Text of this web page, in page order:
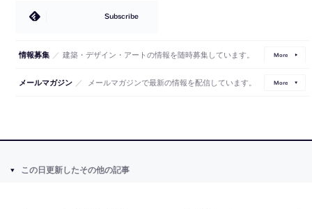
Subscribe
情報募集 ／ 建築・デザイン・アートの情報を随時募集しています。 More
メールマガジン ／ メールマガジンで最新の情報を配信しています。 More
この日更新したその他の記事